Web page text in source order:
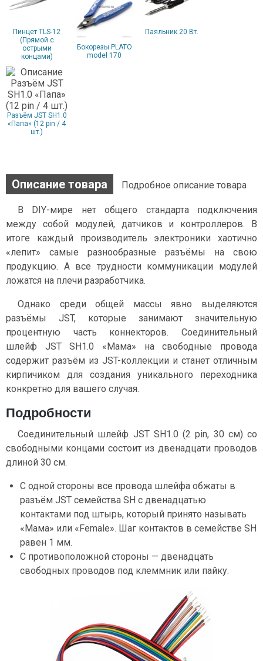
Пинцет TLS-12
(Прямой с
острыми
концами)
Бокорезы PLATO
model 170
Паяльник 20 Вт.
Разъём JST SH1.0
«Папа» (12 pin / 4
шт.)
Описание товара Подробное описание товара
В DIY-мире нет общего стандарта подключения
между собой модулей, датчиков и контроллеров. В
итоге каждый производитель электроники хаотично
«лепит» самые разнообразные разъёмы на свою
продукцию. А все трудности коммуникации модулей
ложатся на плечи разработчика.
Однако среди общей массы явно выделяются
разъёмы JST, которые занимают значительную
процентную часть коннекторов. Соединительный
шлейф JST SH1.0 «Мама» на свободные провода
содержит разъём из JST-коллекции и станет отличным
кирпичиком для создания уникального переходника
конкретно для вашего случая.
Подробности
Соединительный шлейф JST SH1.0 (2 pin, 30 см) со
свободными концами состоит из двенадцати проводов
длиной 30 см.
С одной стороны все провода шлейфа обжаты в
разъём JST семейства SH c двенадцатью
контактами под штырь, который принято называть
«Мама» или «Female». Шаг контактов в семействе SH
равен 1 мм.
С противоположной стороны — двенадцать
свободных проводов под клеммник или пайку.